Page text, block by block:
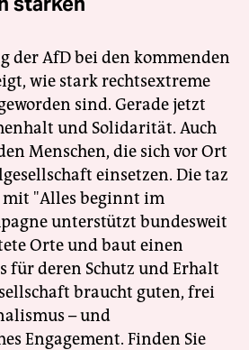
der AfD bei den kommenden
wie stark rechtsextreme
sind. Gerade jetzt
und Solidarität. Auch
Menschen, die sich vor Ort
einsetzen. Die taz
"Alles beginnt im
unterstützt bundesweit
Orte und baut einen
für deren Schutz und Erhalt
braucht guten, frei
– und
Engagement. Finden Sie